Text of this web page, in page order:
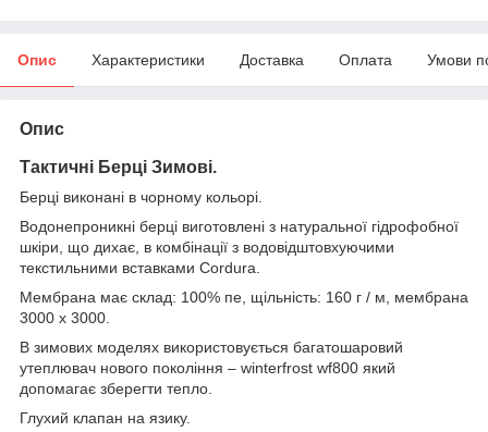
Опис Характеристики Доставка Оплата Умови
Опис
Тактичні Берці Зимові.
Берці виконані в чорному кольорі.
Водонепроникні берці виготовлені з натуральної гідрофобної
шкіри, що дихає, в комбінації з водовідштовхуючими
текстильними вставками Cordura.
Мембрана має склад: 100% пе, щільність: 160 г / м, мембрана
3000 х 3000.
В зимових моделях використовується багатошаровий
утеплювач нового покоління – winterfrost wf800 який
допомагає зберегти тепло.
Глухий клапан на язику.